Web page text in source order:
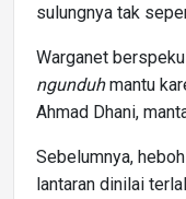
sulungnya tak
Warganet
ngunduhmantu
Ahmad Dhani,
Sebelumnya,
lantaran dinilai